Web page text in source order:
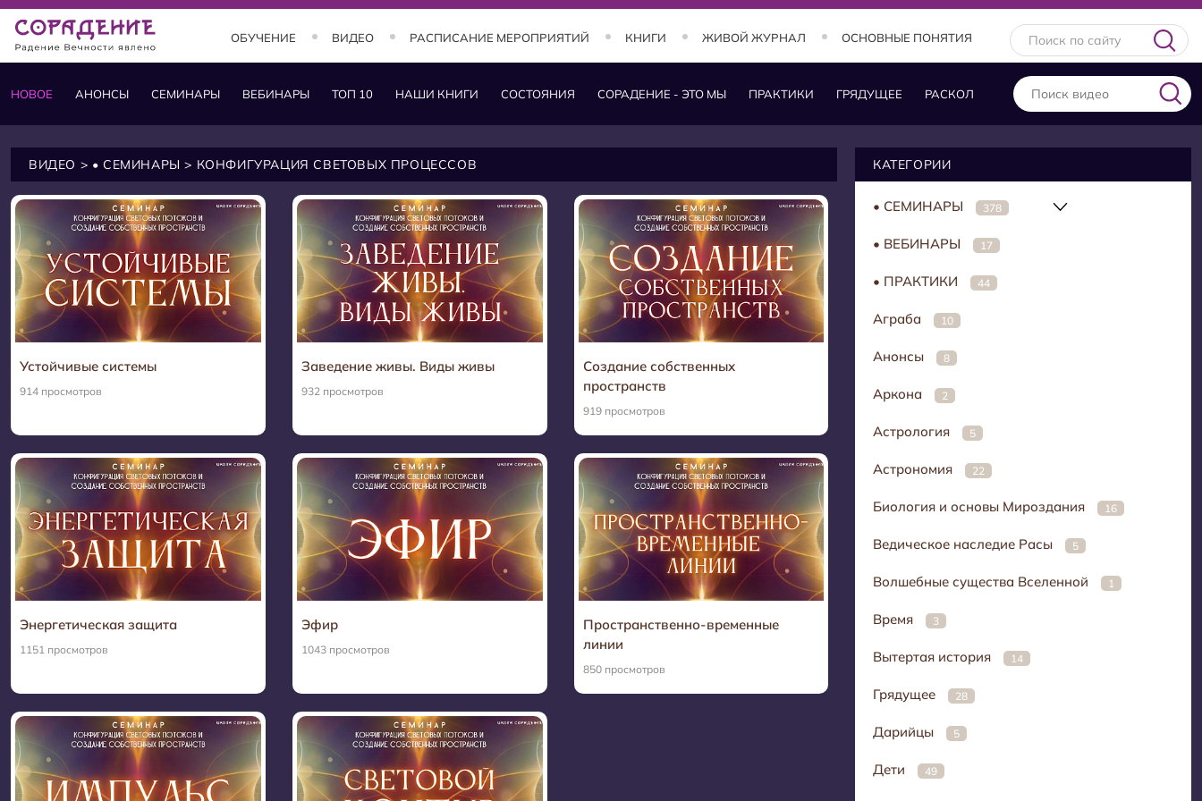
ОБУЧЕНИЕ
ОБУЧЕНИЕ
Теория
Практика
Состояния
Заставки
ВИДЕО РАСПИСАНИЕ МЕРОПРИЯТИЙ КНИГИ ЖИВОЙ ЖУРНАЛ ОСНОВНЫЕ ПОНЯТИЯ
НОВОЕ АНОНСЫ СЕМИНАРЫ ВЕБИНАРЫ ТОП 10 НАШИ КНИГИ СОСТОЯНИЯ СОРАДЕНИЕ - ЭТО МЫ ПРАКТИКИ ГРЯДУЩЕЕ РАСКОЛ
ВИДЕО > • СЕМИНАРЫ > КОНФИГУРАЦИЯ СВЕТОВЫХ ПРОЦЕССОВ
Устойчивые системы
914 просмотров
Заведение живы. Виды живы
932 просмотров
Создание собственных
пространств
919 просмотров
Энергетическая защита
1151 просмотров
Эфир
1043 просмотров
Пространственно-временные
линии
850 просмотров
КАТЕГОРИИ
• СЕМИНАРЫ 378
• ВЕБИНАРЫ 17
• ПРАКТИКИ 44
Аграба 10
Анонсы 8
Аркона 2
Астрология 5
Астрономия 22
Биология и основы Мироздания 16
Ведическое наследие Расы 5
Волшебные существа Вселенной 1
Время 3
Вытертая история 14
Грядущее 28
Дарийцы 5
Дети 49